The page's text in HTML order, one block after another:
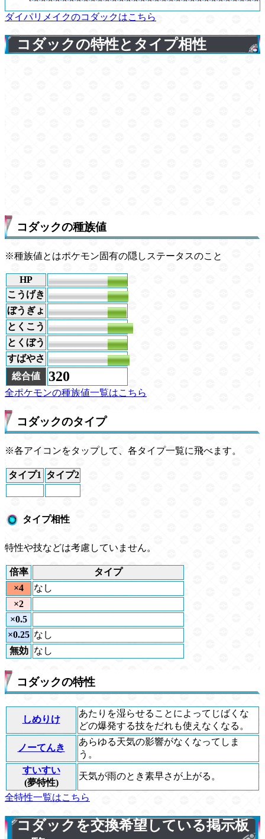
ダイパリメイクのコダックはこちら
コダックの特性とタイプ相性
コダックの種族値
※種族値とはポケモン固有の隠しステータスのこと
HP
50
こうげき
52
ぼうぎょ
48
とくこう
65
とくぼう
50
すばやさ
55
総合値
320
全ポケモンの種族値一覧はこちら
コダックのタイプ
※各アイコンをタップして、各タイプ一覧に飛べます。
タイプ1 タイプ2
タイプ相性
特性や技などは考慮していません。
倍率
タイプ
×4
なし
×2
×0.5
×0.25 なし
無効
なし
コダックの特性
しめりけ
あたりを湿らせることによってじばくな
どの爆発する技をだれも使えなくなる。
ノーてんき
あらゆる天気の影響がなくなってしま
う。
すいすい
(夢特性)
天気が雨のとき素早さが上がる。
全特性一覧はこちら
コダックを交換希望している掲示板